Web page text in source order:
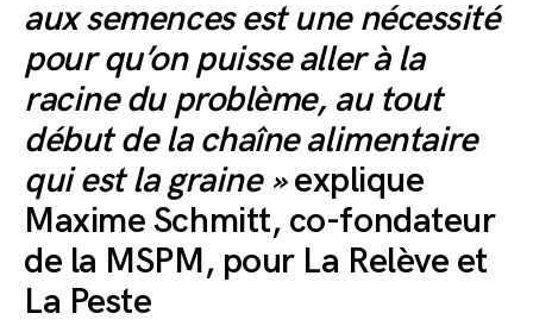
aux semences est une nécessité
pour qu’on puisse aller à la
racine du problème, au tout
début de la chaîne alimentaire
qui est la graine »explique
Maxime Schmitt, co-fondateur
de la MSPM, pour La Relève et
La Peste